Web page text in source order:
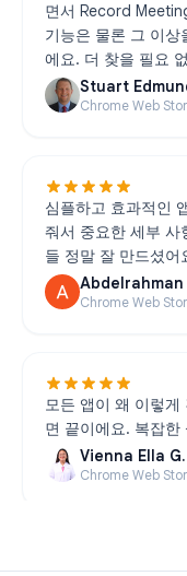
면서 Record
기능은 물론 그 이상
에요. 더 찾을 필요
Stuart
Chrome Web
심플하고 효과적인
줘서 중요한 세부 사
들 정말 잘 만드셨어
Abdelrahman
Chrome Web
모든 앱이 왜 이렇
면 끝이에요. 복잡한
Vienna Ella
Chrome Web